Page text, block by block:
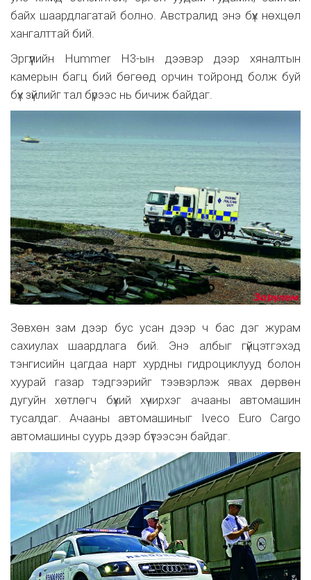
байх шаардлагатай болно. Австралид энэ бүх нөхцөл
хангалттай бий.
Эргүүлийн Hummer H3-ын дээвэр дээр хяналтын
камерын багц бий бөгөөд орчин тойронд болж буй
бүх зүйлийг тал бүрээс нь бичиж байдаг.
Зөвхөн зам дээр бус усан дээр ч бас дэг журам
сахиулах шаардлага бий. Энэ албыг гүйцэтгэхэд
тэнгисийн цагдаа нарт хурдны гидроциклууд болон
хуурай газар тэдгээрийг тээвэрлэж явах дөрвөн
дугуйн хөтлөгч бүхий хүчирхэг ачааны автомашин
тусалдаг. Ачааны автомашиныг Iveco Euro Cargo
автомашины суурь дээр бүтээсэн байдаг.